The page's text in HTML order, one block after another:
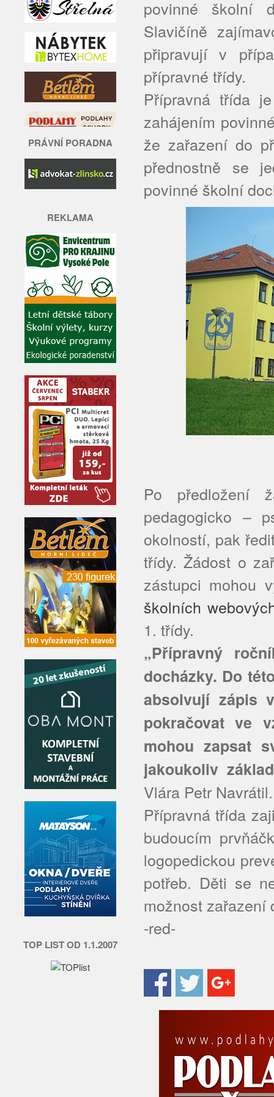
PRÁVNÍ PORADNA
REKLAMA
TOP LIST OD 1.1.2007
povinné školní
Slavičíně
připravují v
přípravné třídy.
Přípravná třída
zahájením
že zařazení do
přednostně se
povinné školní
Po předložení
pedagogicko –
okolností, pak
třídy. Žádost o
zástupci mohou
školních
1. třídy.
„Přípravný
docházky. Do
absolvují zápis
pokračovat ve
mohou zapsat
jakoukoliv
Vlára Petr Navrátil.
Přípravná třída
budoucím
logopedickou
potřeb. Děti se
možnost zařazení
-red-